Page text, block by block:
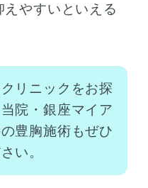
やすいといえる
リニックをお探
院・銀座マイア
豊胸施術もぜひ
い。